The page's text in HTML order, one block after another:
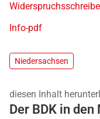
Info-pdf
Niedersachsen
diesen Inhalt
Der BDK in den